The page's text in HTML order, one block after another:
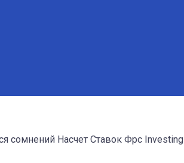
сомнений Насчет Ставок Фрс Investing